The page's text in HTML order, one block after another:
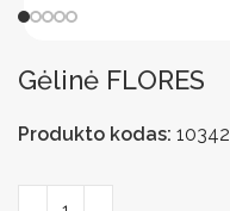
Gėlinė FLORES
Produkto kodas: 10342